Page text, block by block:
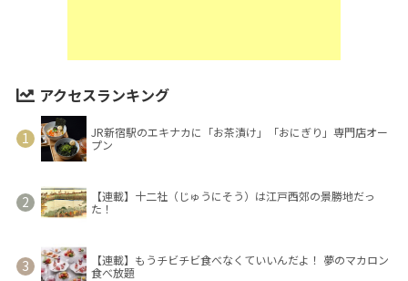
アクセスランキング
JR新宿駅のエキナカに「お茶漬け」「おにぎり」専門店オー
プン
【連載】十二社（じゅうにそう）は江戸西郊の景勝地だっ
た！
【連載】もうチビチビ食べなくていいんだよ！ 夢のマカロン
食べ放題